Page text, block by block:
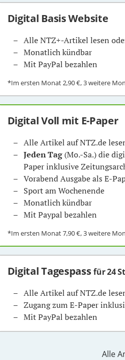
Digital Basis Website
Alle NTZ+-Artikel lesen
Monatlich kündbar
Mit PayPal bezahlen
*Im ersten Monat2,90 €, 3 weitere
Digital Voll mit E-Paper
Alle Artikel auf NTZ.de
Jeden Tag(Mo.-Sa.) die
Paper inklusive
Vorabend Ausgabe als E-
Sport am Wochenende
Monatlich kündbar
Mit Paypal bezahlen
*Im ersten Monat7,90 €, 3 weitere
Digital Tagespassfür 24
Alle Artikel auf NTZ.de
Zugang zum E-Paper
Mit PayPal bezahlen
Alle